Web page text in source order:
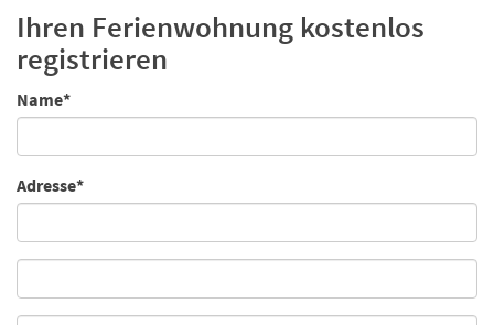
Ihren Ferienwohnung kostenlos
registrieren
Name*
Adresse*